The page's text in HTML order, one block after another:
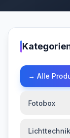
→ Alle
Fotobox
Lichttechnik